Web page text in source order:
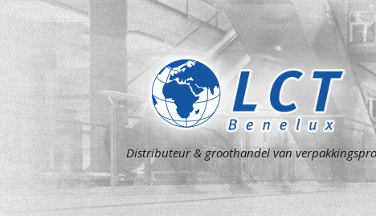
Distributeur & groothandel van